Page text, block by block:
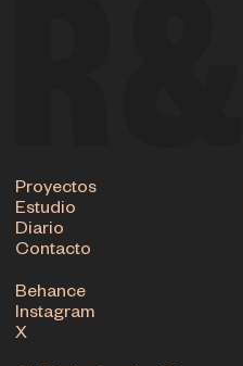
Proyectos
Estudio
Diario
Contacto
Behance
Instagram
X